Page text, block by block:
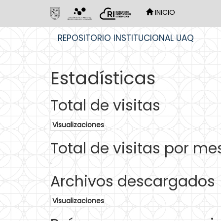
INICIO
REPOSITORIO INSTITUCIONAL UAQ
Estadísticas
Total de visitas
Visualizaciones
Total de visitas por
Archivos descargados
Visualizaciones